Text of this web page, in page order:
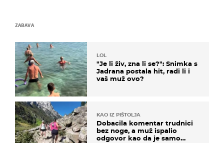
ZABAVA
LOL
"Je li živ, zna li se?": Snimka s
Jadrana postala hit, radi li i
vaš muž ovo?
KAO IZ PIŠTOLJA
Dobacila komentar trudnici
bez noge, a muž ispalio
odgovor kao da je samo